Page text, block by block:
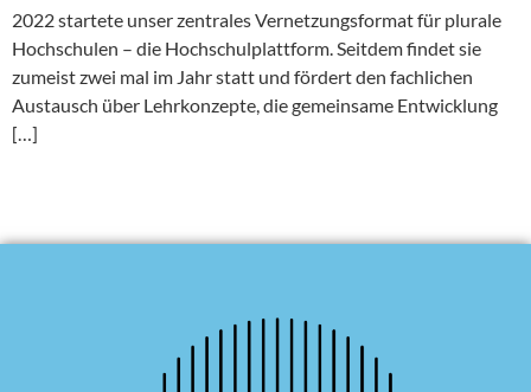
2022 startete unser zentrales Vernetzungsformat für plurale
Hochschulen – die Hochschulplattform. Seitdem findet sie
zumeist zwei mal im Jahr statt und fördert den fachlichen
Austausch über Lehrkonzepte, die gemeinsame Entwicklung
[…]